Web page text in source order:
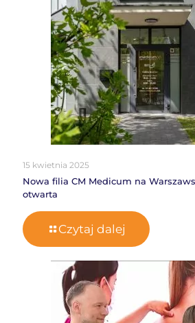
15 kwietnia 2025
Nowa filia CM Medicum na
otwarta
Czytaj dalej